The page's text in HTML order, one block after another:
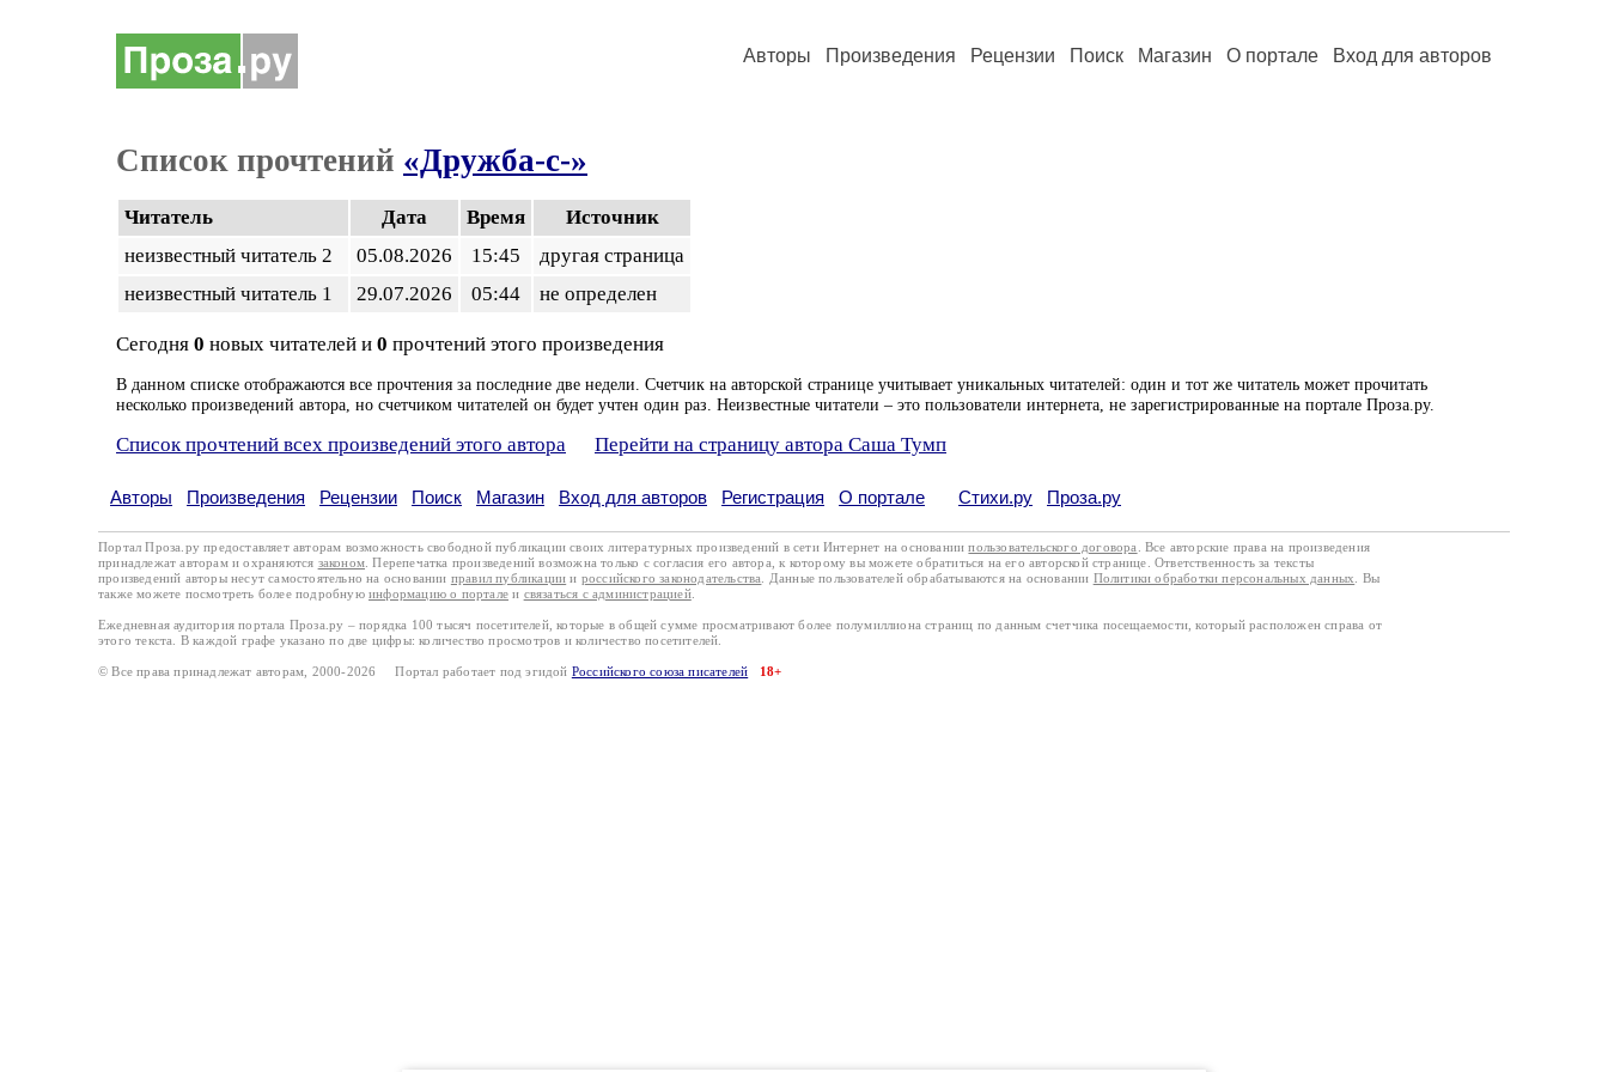
Авторы Произведения Рецензии Поиск Магазин О портале Вход для авторов
Список прочтений «Дружба-с-»
Читатель Дата Время
Источник
неизвестный читатель 2
05.08.2026 15:45
другая страница
неизвестный читатель 1
29.07.2026 05:44 не определен
Сегодня 0 новых читателей и 0 прочтений этого произведения
В данном списке отображаются все прочтения за последние две недели. Счетчик на авторской странице учитывает уникальных читателей: один и тот же читатель может прочитать
несколько произведений автора, но счетчиком читателей он будет учтен один раз. Неизвестные читатели – это пользователи интернета, не зарегистрированные на портале Проза.ру.
Список прочтений всех произведений этого автора Перейти на страницу автора Саша Тумп
Авторы Произведения Рецензии Поиск Магазин Вход для авторов Регистрация О портале Стихи.ру Проза.ру
Портал Проза.ру предоставляет авторам возможность свободной публикации своих литературных произведений в сети Интернет на основаниипользовательского договора
. Все авторские права на произведения
принадлежат авторам и охраняются законом . Перепечатка произведений возможна только с согласия его автора, к которому вы можете обратиться на его авторской странице. Ответственность за тексты
произведений авторы несут самостоятельно на основании правил публикации и российского законодательства . Данные пользователей обрабатываются на основании Политики обработки персональных данных
. Вы
также можете посмотреть более подробную информацию о портале и связаться с администрацией.
Ежедневная аудитория портала Проза.ру – порядка 100 тысяч посетителей, которые в общей сумме просматривают более полумиллиона страниц по данным счетчика посещаемости, который расположен справа от
этого текста. В каждой графе указано по две цифры: количество просмотров и количество посетителей.
© Все права принадлежат авторам, 2000-2026 Портал работает под эгидой Российского союза писателей 18+